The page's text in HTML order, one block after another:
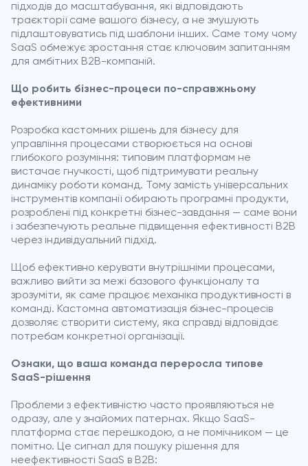
підходів до масштабування, які відповідають
траєкторії саме вашого бізнесу, а не змушують
підлаштовуватись під шаблони інших. Саме тому чому
SaaS обмежує зростання стає ключовим запитанням
для амбітних B2B-компаній.
Що робить бізнес-процеси по-справжньому
ефективними
Розробка кастомних рішень для бізнесу для
управління процесами створюється на основі
глибокого розуміння: типовим платформам не
вистачає гнучкості, щоб підтримувати реальну
динаміку роботи команд. Тому замість універсальних
інструментів компанії обирають програмні продукти,
розроблені під конкретні бізнес-завдання — саме вони
і забезпечують реальне підвищення ефективності B2B
через індивідуальний підхід.
Щоб ефективно керувати внутрішніми процесами,
важливо вийти за межі базового функціоналу та
зрозуміти, як саме працює механіка продуктивності в
команді. Кастомна автоматизація бізнес-процесів
дозволяє створити систему, яка справді відповідає
потребам конкретної організації.
Ознаки, що ваша команда переросла типове
SaaS-рішення
Проблеми з ефективністю часто проявляються не
одразу, але у знайомих патернах. Якщо SaaS-
платформа стає перешкодою, а не помічником — це
помітно. Це сигнал для пошуку рішення для
неефективності SaaS в B2B: